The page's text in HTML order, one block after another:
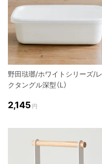
野田琺瑯/ホワイトシリーズ/レ
クタングル深型（L）
2,145 円